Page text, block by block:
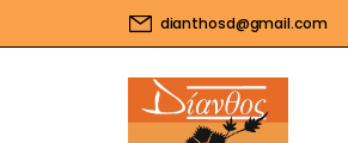
dianthosd@gmail.com